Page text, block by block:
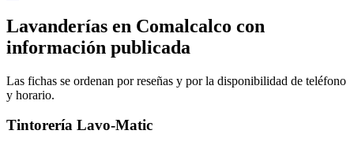
Lavanderías en Comalcalco con
información publicada
Las fichas se ordenan por reseñas y por la disponibilidad de teléfono
y horario.
Tintorería Lavo-Matic